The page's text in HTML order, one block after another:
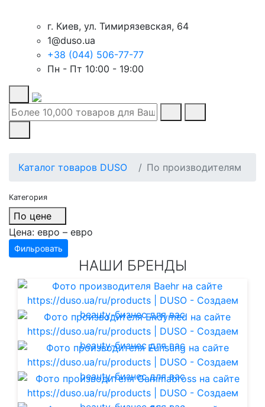
г. Киев, ул. Тимирязевская, 64
1@duso.ua
+38 (044) 506-77-77
Пн - Пт 10:00 - 19:00
Каталог товаров DUSO По производителям
Категория
По цене
Цена: евро – евро
Фильровать
НАШИ БРЕНДЫ